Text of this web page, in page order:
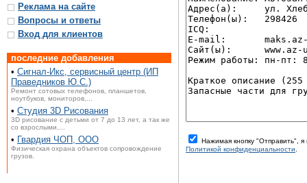
Реклама на сайте
Вопросы и ответы
Вход для клиентов
последние добавления
• Сигнал-Икс, сервисный центр (ИП
Праведников Ю.С.)
Ремонт сотовых телефонов, планшетов,
ноутбуков, мониторов,...
• Студия 3D Рисования
3D рисование с детьми от 7 до 13 лет, а так же
со взрослыми,...
• Гвардия ЧОП, ООО
Физическая охрана объектов сопровождение
грузов.
Нажимая кнопку "Отправить",
Политикой конфиденциальности